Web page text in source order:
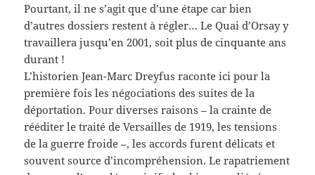
Pourtant, il ne s’agit que d’une étape car bien
d’autres dossiers restent à régler… Le Quai d’Orsay y
travaillera jusqu’en 2001, soit plus de cinquante ans
durant !
L’historien Jean-Marc Dreyfus raconte ici pour la
première fois les négociations des suites de la
déportation. Pour diverses raisons – la crainte de
rééditer le traité de Versailles de 1919, les tensions
de la guerre froide –, les accords furent délicats et
souvent source d’incompréhension. Le rapatriement